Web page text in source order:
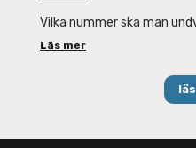
Vilka nummer ska man
Läs mer